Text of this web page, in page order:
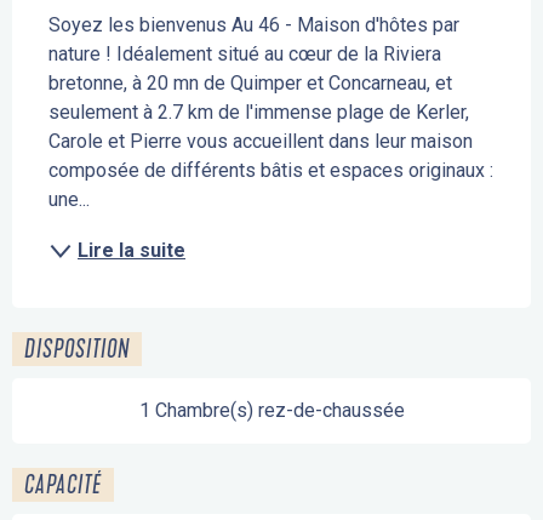
Soyez les bienvenus Au 46 - Maison d'hôtes par
nature ! Idéalement situé au cœur de la Riviera
bretonne, à 20 mn de Quimper et Concarneau, et
seulement à 2.7 km de l'immense plage de Kerler,
Carole et Pierre vous accueillent dans leur maison
composée de différents bâtis et espaces originaux :
une...
Lire la suite
DISPOSITION
1 Chambre(s) rez-de-chaussée
CAPACITÉ